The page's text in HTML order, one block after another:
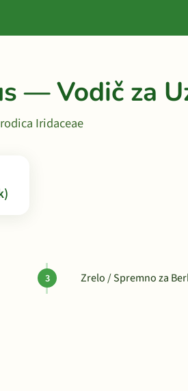
— Vodič za
Iridaceae
Zrelo / Spremno za